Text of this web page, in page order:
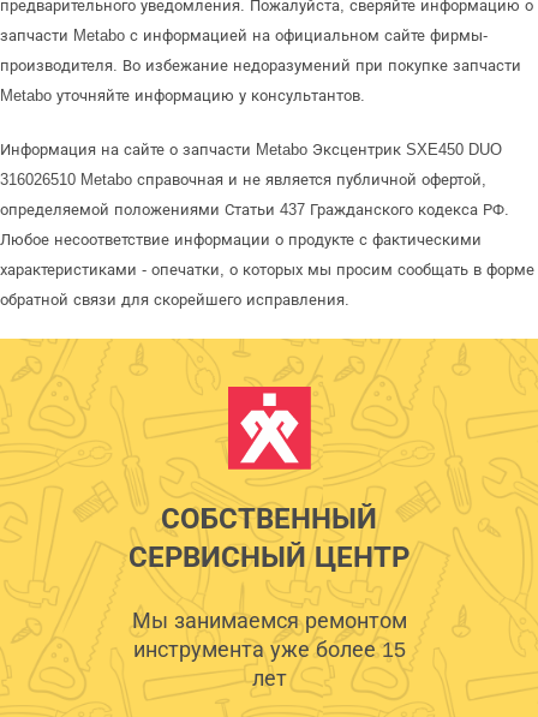
предварительного уведомления. Пожалуйста, сверяйте информацию о
запчасти Metabo с информацией на официальном сайте фирмы-
производителя. Во избежание недоразумений при покупке запчасти
Metabo уточняйте информацию у консультантов.
Информация на сайте о запчасти Metabo Эксцентрик SXE450 DUO
316026510 Metabo справочная и не является публичной офертой,
определяемой положениями Статьи 437 Гражданского кодекса РФ.
Любое несоответствие информации о продукте с фактическими
характеристиками - опечатки, о которых мы просим сообщать в форме
обратной связи для скорейшего исправления.
СОБСТВЕННЫЙ
СЕРВИСНЫЙ ЦЕНТР
Мы занимаемся ремонтом
инструмента уже более 15
лет